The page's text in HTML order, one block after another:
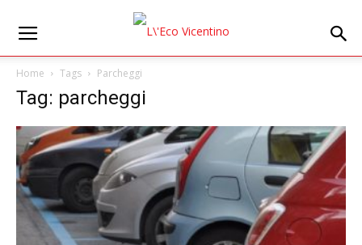
Home Tags Parcheggi
Tag: parcheggi